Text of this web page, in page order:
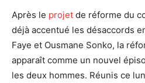
Après le projet de réforme du
déjà accentué les désaccords
Faye et Ousmane Sonko, la
apparaît comme un nouvel
les deux hommes. Réunis ce